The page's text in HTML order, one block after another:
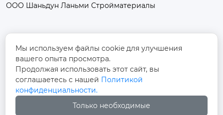
ООО Шаньдун Ланьми Стройматериалы

Промышленный парк Фанси, к северу от
дороги Дуншоу, улица Фанси, поселок
Фанси, город Юйчэн, город Дэчжоу,
провинция Шаньдун
Мы используем файлы cookie для улучшения
вашего опыта просмотра.
Продолжая использовать этот сайт, вы
соглашаетесь с нашей Политикой
конфиденциальности.
Только необходимые